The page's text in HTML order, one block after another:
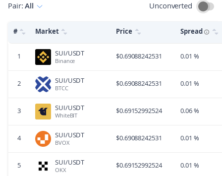
Pair:All Unconverted
# Market Price Spread
1 SUI/USDT
Binance $0.69088242531 0.01 %
2 SUI/USDT
BTCC $0.69088242531 0.01 %
3 SUI/USDT
WhiteBIT $0.69152992524 0.06 %
4 SUI/USDT
BVOX $0.69088242531 0.01 %
5 SUI/USDT
OKX $0.69152992524 0.01 %